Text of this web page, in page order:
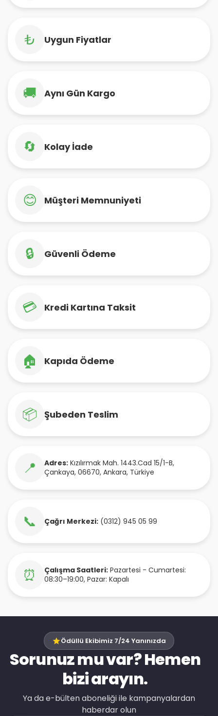
₺ Uygun Fiyatlar
🚚 Aynı Gün Kargo
🔄 Kolay İade
😊 Müşteri Memnuniyeti
🔒 Güvenli Ödeme
💳 Kredi Kartına Taksit
🏠 Kapıda Ödeme
📦 Şubeden Teslim
📍 Adres: Kızılırmak Mah. 1443.Cad 15/1-B,
Çankaya, 06670, Ankara, Türkiye
📞 Çağrı Merkezi: (0312) 945 05 99
⏰ Çalışma Saatleri: Pazartesi - Cumartesi:
08:30–19:00, Pazar: Kapalı
Ödüllü Ekibimiz 7/24 Yanınızda
Sorunuz mu var? Hemen
bizi arayın.
Ya da e-bülten aboneliği ile kampanyalardan
haberdar olun